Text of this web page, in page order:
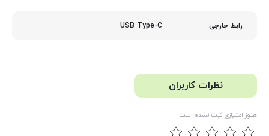
رابط خارجی USB Type-C
نظرات کاربران
هنوز امتیازی ثبت نشده است